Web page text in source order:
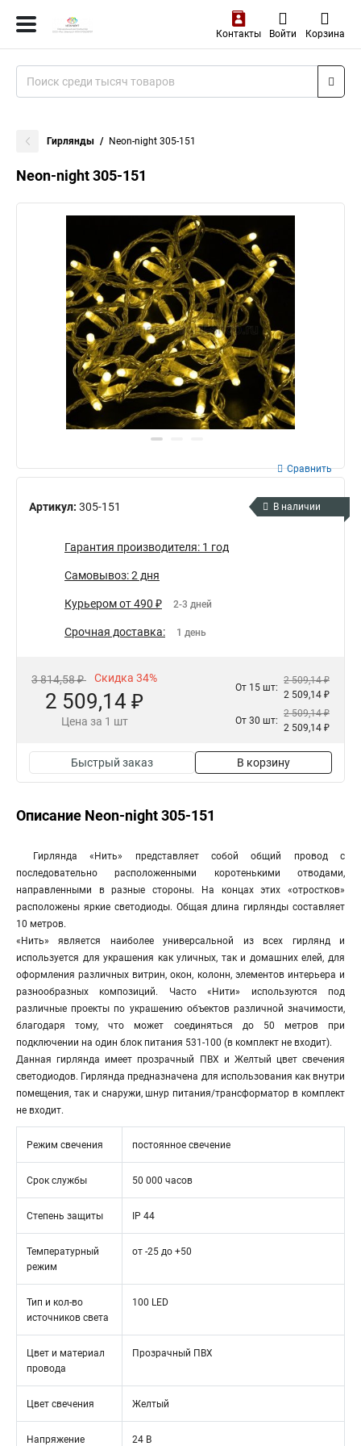
Контакты Войти Корзина
Гирлянды Neon-night 305-151
Neon-night 305-151
Артикул: 305-151
Сравнить
В наличии
Гарантия производителя: 1 год
Самовывоз: 2 дня
Курьером от 490 ₽ 2-3 дней
Срочная доставка: 1 день
3 814,58 ₽ Скидка 34%
2 509,14 ₽
Цена за 1 шт
От 15 шт:
2 509,14 ₽
2 509,14 ₽
От 30 шт:
2 509,14 ₽
2 509,14 ₽
Быстрый заказ В корзину
Описание Neon-night 305-151
Гирлянда «Нить» представляет собой общий провод с
последовательно расположенными коротенькими отводами,
направленными в разные стороны. На концах этих «отростков»
расположены яркие светодиоды. Общая длина гирлянды составляет
10 метров.
«Нить» является наиболее универсальной из всех гирлянд и
используется для украшения как уличных, так и домашних елей, для
оформления различных витрин, окон, колонн, элементов интерьера и
разнообразных композиций. Часто «Нити» используются под
различные проекты по украшению объектов различной значимости,
благодаря тому, что может соединяться до 50 метров при
подключении на один блок питания 531-100 (в комплект не входит).
Данная гирлянда имеет прозрачный ПВХ и Желтый цвет свечения
светодиодов. Гирлянда предназначена для использования как внутри
помещения, так и снаружи, шнур питания/трансформатор в комплект
не входит.
Режим свечения постоянное свечение
Срок службы 50 000 часов
Степень защиты IP 44
Температурный
режим
от -25 до +50
Тип и кол-во
источников света
100 LED
Цвет и материал
провода
Прозрачный ПВХ
Цвет свечения Желтый
Напряжение 24 В